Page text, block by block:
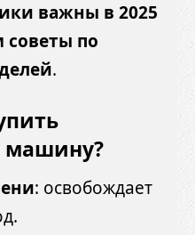
важны в 2025
по
.
машину?
: освобождает